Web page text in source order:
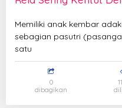
Memiliki anak kembar
sebagian pasutri
satu
0
dibagikan